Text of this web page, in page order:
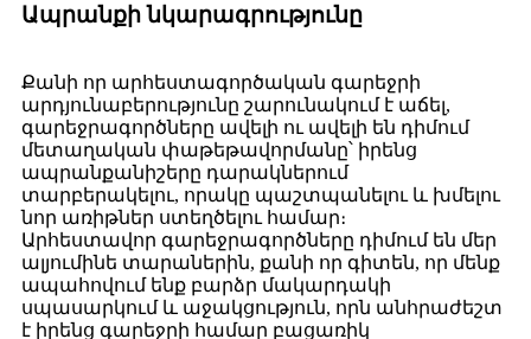
Ապրանքի նկարագրությունը
Քանի որ արհեստագործական գարեջրի
արդյունաբերությունը շարունակում է աճել,
գարեջրագործները ավելի ու ավելի են դիմում
մետաղական փաթեթավորմանը՝ իրենց
ապրանքանիշերը դարակներում
տարբերակելու, որակը պաշտպանելու և խմելու
նոր առիթներ ստեղծելու համար։
Արհեստավոր գարեջրագործները դիմում են մեր
ալյումինե տարաներին, քանի որ գիտեն, որ մենք
ապահովում ենք բարձր մակարդակի
սպասարկում և աջակցություն, որն անհրաժեշտ
է իրենց գարեջրի համար բացառիկ